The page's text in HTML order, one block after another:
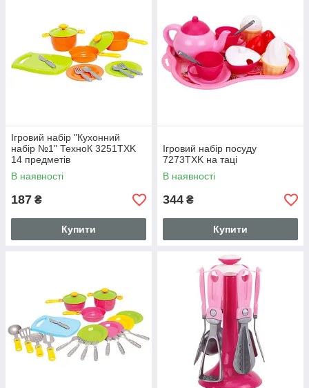
Ігровий набір "Кухонний
набір №1" ТехноК 3251TXK
14 предметів
В наявності
187 ₴
Купити
Ігровий набір посуду
7273TXK на таці
В наявності
344 ₴
Купити